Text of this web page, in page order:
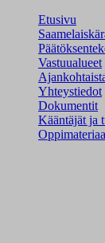
Etusivu
Vastuualueet
Yhteystiedot
Dokumentit
Kääntäjät ja